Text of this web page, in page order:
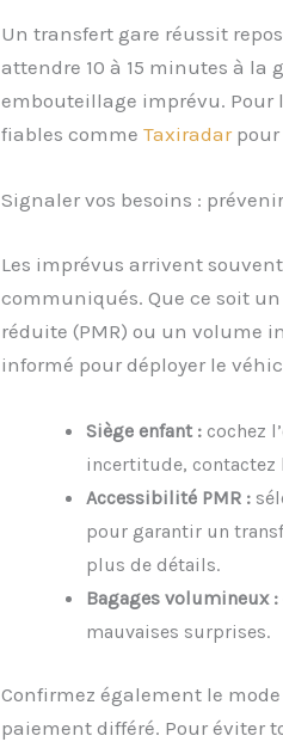
Un transfert gare réussit
attendre 10 à 15 minutes à la
embouteillage imprévu. Pour
fiables comme Taxiradarpour
Signaler vos besoins :
Les imprévus arrivent
communiqués. Que ce soit
réduite (PMR) ou un volume
informé pour déployer le
Siège enfant :cochez
incertitude, contactez
Accessibilité PMR :
pour garantir un
plus de détails.
Bagages volumineux :
mauvaises surprises.
Confirmez également le
paiement différé. Pour éviter